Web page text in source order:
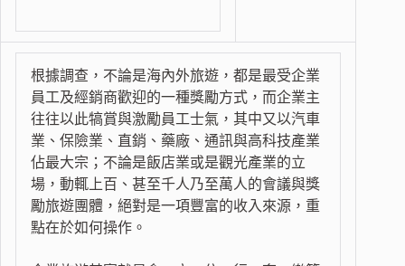
根據調查，不論是海內外旅遊，都是最受企業
員工及經銷商歡迎的一種獎勵方式，而企業主
往往以此犒賞與激勵員工士氣，其中又以汽車
業、保險業、直銷、藥廠、通訊與高科技產業
佔最大宗；不論是飯店業或是觀光產業的立
場，動輒上百、甚至千人乃至萬人的會議與獎
勵旅遊團體，絕對是一項豐富的收入來源，重
點在於如何操作。